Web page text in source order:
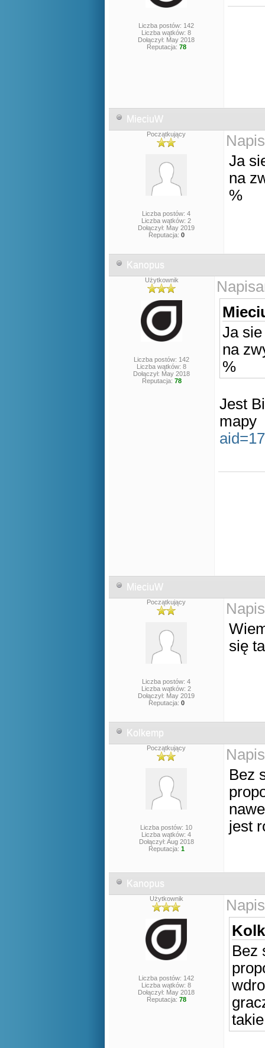
Liczba postów: 142
Liczba wątków: 8
Dołączył: May 2018
Reputacja: 78
MieciuW
Początkujący
Liczba postów: 4
Liczba wątków: 2
Dołączył: May 2019
Reputacja: 0
Ja
na
%
Kanopus
Użytkownik
Liczba postów: 142
Liczba wątków: 8
Dołączył: May 2018
Reputacja: 78
Ja
na
%
Jest
mapy
MieciuW
Początkujący
Liczba postów: 4
Liczba wątków: 2
Dołączył: May 2019
Reputacja: 0
się
Kolkemp
Początkujący
Liczba postów: 10
Liczba wątków: 4
Dołączył: Aug 2018
Reputacja: 1
Bez
jest
Kanopus
Użytkownik
Liczba postów: 142
Liczba wątków: 8
Dołączył: May 2018
Reputacja: 78
Bez